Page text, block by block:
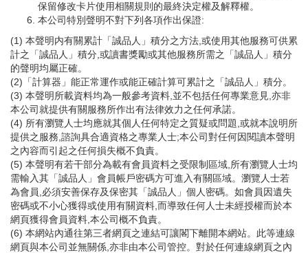
保留修改卡片使用相關規則的最終決定權及解釋權。
本公司特別聲明不對下列各項作出保證:
(1) 本聲明内有關累計「誠品人」積分之方法,或使用其他服務可供累
計之「誠品人」積分,或讀書獎勵或其他服務所需之「誠品人」積分
的聲明均屬正確。
(2)「計算器」能正常運作或能正確計算可累計之「誠品人」積分。
(3) 本聲明所載資料均為一般參考資料,並不包括任何專業意見,亦非
本公司就提供有關服務所作出有法律效力之任何承諾。
(4) 所有瀏覽人士均應就其個人任何特定之質疑或問題,或就本說明所
提供之服務,諮詢具合適資格之專業人士;本公司對任何因閱讀本聲明
之內容而引起之任何損失概不負責。
(5) 本聲明有若干部分為載有會員資料之受限制區域,所有瀏覽人士均
需輸入其「誠品人」會員帳戶密碼方可進入有關區域。瀏覽人士若
為會員,必須安善保存及保密其「誠品人」個人密碼。如會員因遺失
密碼或不小心獲得或使用有關資料,而導致任何人士未經授權而於本
網頁獲得會員資料,本公司概不負責。
(6) 本網站內通往第三者網頁之連結可讓閣下離開本網站。此等連線
網頁與本公司並無關係,亦非由本公司管控。對於任何連線網頁之內